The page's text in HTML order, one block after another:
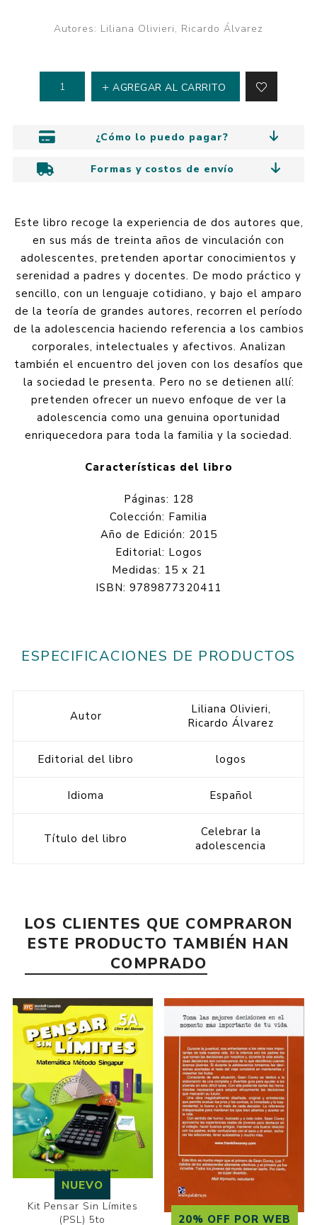
Autores: Liliana Olivieri, Ricardo Álvarez
AGREGAR AL CARRITO
¿Cómo lo puedo pagar?
Formas y costos de envío
Este libro recoge la experiencia de dos autores que,
en sus más de treinta años de vinculación con
adolescentes, pretenden aportar conocimientos y
serenidad a padres y docentes. De modo práctico y
sencillo, con un lenguaje cotidiano, y bajo el amparo
de la teoría de grandes autores, recorren el período
de la adolescencia haciendo referencia a los cambios
corporales, intelectuales y afectivos. Analizan
también el encuentro del joven con los desafíos que
la sociedad le presenta. Pero no se detienen allí:
pretenden ofrecer un nuevo enfoque de ver la
adolescencia como una genuina oportunidad
enriquecedora para toda la familia y la sociedad.
Características del libro
Páginas: 128
Colección: Familia
Año de Edición: 2015
Editorial: Logos
Medidas: 15 x 21
ISBN: 9789877320411
ESPECIFICACIONES DE PRODUCTOS
Autor
Liliana Olivieri,
Ricardo Álvarez
Editorial del libro logos
Idioma Español
Título del libro
Celebrar la
adolescencia
LOS CLIENTES QUE COMPRARON
ESTE PRODUCTO TAMBIÉN HAN
COMPRADO
NUEVO
Kit Pensar Sin Límites
(PSL) 5to
20% OFF POR WEB